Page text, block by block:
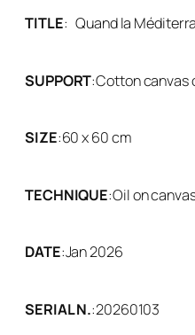
TITLE:Quand la
SUPPORT:Cotton canvas
SIZE:60 x 60 cm
TECHNIQUE:Oil on
DATE:Jan 2026
SERIAL N.:20260103